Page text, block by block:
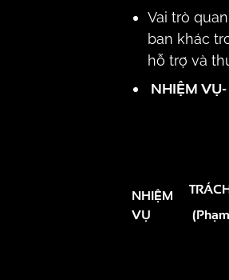
Vai trò
ban khác
hỗ trợ và
NHIỆM
NHIỆM
VỤ